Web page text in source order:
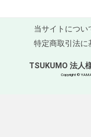
当サイトについ
特定商取引法に
TSUKUMO 法人
Copyright ©